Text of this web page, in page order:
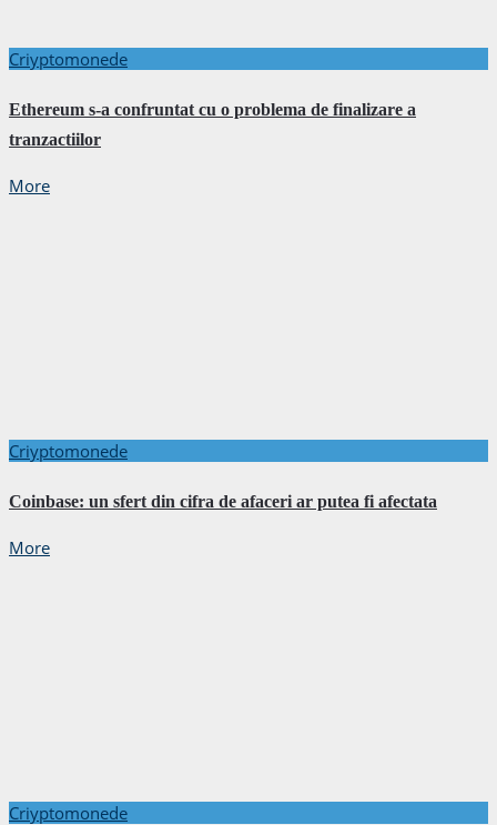
Criyptomonede
Ethereum s-a confruntat cu o problema de finalizare a
tranzactiilor
More
Criyptomonede
Coinbase: un sfert din cifra de afaceri ar putea fi afectata
More
Criyptomonede